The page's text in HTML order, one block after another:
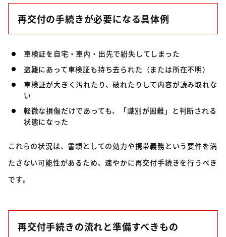
再交付の手続きが必要になる具体例
車検証を自宅・車内・出先で紛失してしまった
盗難にあって車検証も持ち去られた（または所在不明）
車検証が大きく汚れたり、破れたりして内容が読み取れな
い
軽微な損傷だけであっても、「識別が困難」と判断される
状態になった
これらの状況は、書類としての効力や携帯義務という要件を満
たさない可能性があるため、速やかに再交付手続きを行うべき
です。
再交付手続きの流れと準備すべきもの